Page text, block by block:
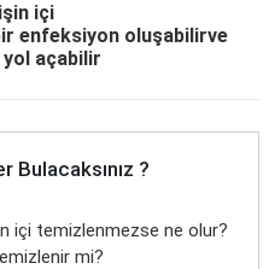
içi
enfeksiyon oluşabilirve
açabilir
Bulacaksınız ?
içi temizlenmezse ne olur?
mi?